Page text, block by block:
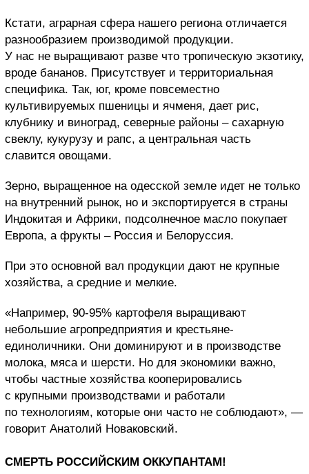
Кстати, аграрная сфера нашего региона отличается
разнообразием производимой продукции.
У нас не выращивают разве что тропическую экзотику,
вроде бананов. Присутствует и территориальная
специфика. Так, юг, кроме повсеместно
культивируемых пшеницы и ячменя, дает рис,
клубнику и виноград, северные районы – сахарную
свеклу, кукурузу и рапс, а центральная часть
славится овощами.
Зерно, выращенное на одесской земле идет не только
на внутренний рынок, но и экспортируется в страны
Индокитая и Африки, подсолнечное масло покупает
Европа, а фрукты – Россия и Белоруссия.
При это основной вал продукции дают не крупные
хозяйства, а средние и мелкие.
«Например, 90-95% картофеля выращивают
небольшие агропредприятия и крестьяне-
единоличники. Они доминируют и в производстве
молока, мяса и шерсти. Но для экономики важно,
чтобы частные хозяйства кооперировались
с крупными производствами и работали
по технологиям, которые они часто не соблюдают», —
говорит Анатолий Новаковский.
СМЕРТЬ РОССИЙСКИМ ОККУПАНТАМ!